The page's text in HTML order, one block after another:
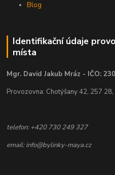
Blog
Identifikační údaje
místa
Mgr. David Jakub Mráz - IČO:
Provozovna: Chotýšany 42, 257
telefon: +420 730 249 327
email: info@bylinky-maya.cz